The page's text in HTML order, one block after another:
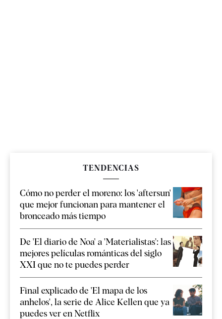
TENDENCIAS
Cómo no perder el moreno: los 'aftersun'
que mejor funcionan para mantener el
bronceado más tiempo
De 'El diario de Noa' a 'Materialistas': las
mejores películas románticas del siglo
XXI que no te puedes perder
Final explicado de 'El mapa de los
anhelos', la serie de Alice Kellen que ya
puedes ver en Netflix